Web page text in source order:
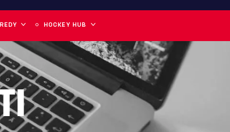
HOCKEY HUB